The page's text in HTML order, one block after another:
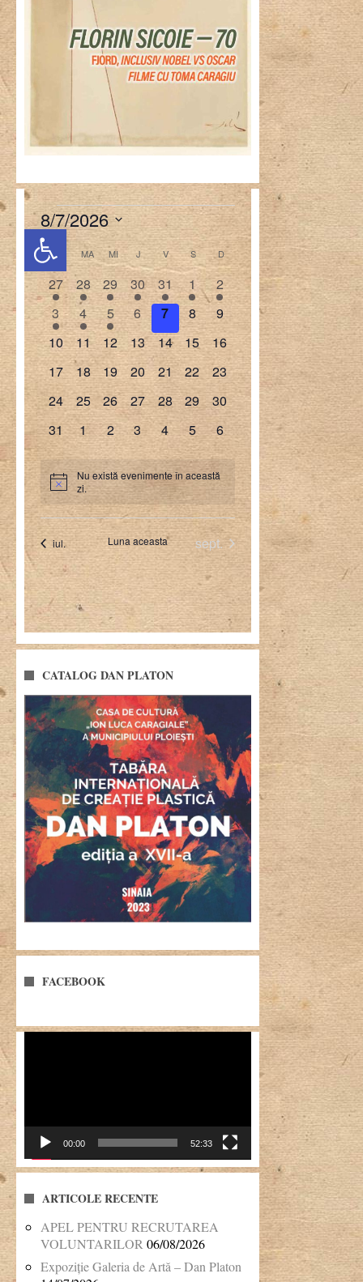
CATALOG DAN PLATON
FACEBOOK
00:00 52:33
ARTICOLE RECENTE
APEL PENTRU RECRUTAREA
VOLUNTARILOR06/08/2026
Expoziție Galeria de Artă – Dan Platon